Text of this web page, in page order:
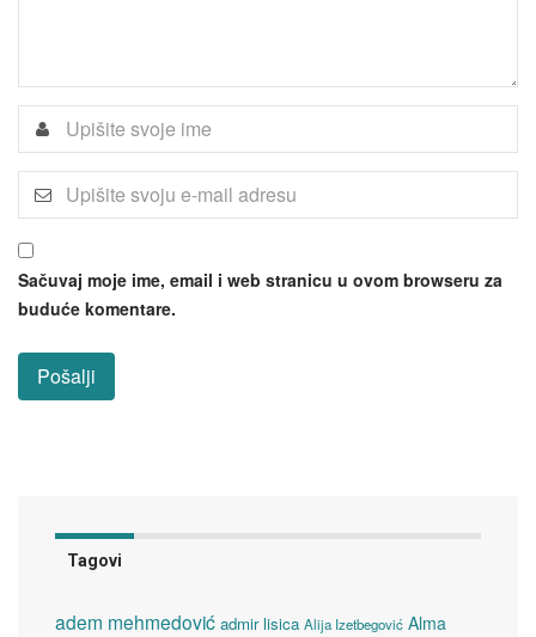
Sačuvaj moje ime, email i web stranicu u ovom browseru za
buduće komentare.
Tagovi
adem mehmedović admir lisica Alija Izetbegović Alma